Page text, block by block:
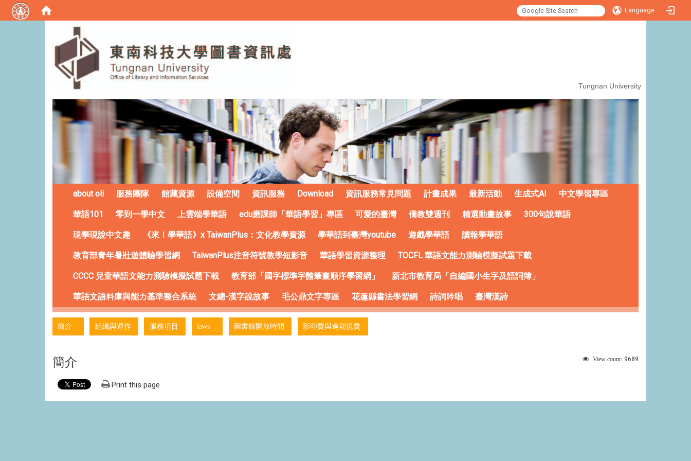
Language
Tungnan University
about oli 服務團隊 館藏資源 設備空間 資訊服務 Download 資訊服務常見問題 計畫成果 最新活動 生成式AI 中文學習專區
華語101 零到一學中文 上雲端學華語 edu磨課師「華語學習」專區 可愛的臺灣 僑教雙週刊 精選動畫故事 300句說華語
現學現說中文趣 《來！學華語》x TaiwanPlus：文化教學資源 學華語到臺灣youtube 遊戲學華語 讀報學華語
教育部青年暑壯遊體驗學習網 TaiwanPlus注音符號教學短影音 華語學習資源整理 TOCFL 華語文能力測驗模擬試題下載
CCCC 兒童華語文能力測驗模擬試題下載 教育部「國字標準字體筆畫順序學習網」 新北市教育局「自編國小生字及語詞簿」
華語文語料庫與能力基準整合系統 文總-漢字說故事 毛公鼎文字專區 花蓮縣書法學習網 詩詞吟唱 臺灣漢詩
簡介 組織與運作 服務項目 laws 圖書館開放時間 影印費與逾期規費
View count: 9689
簡介
Print this page